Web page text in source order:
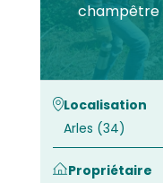
champêtre
Localisation
Arles (34)
Propriétaire